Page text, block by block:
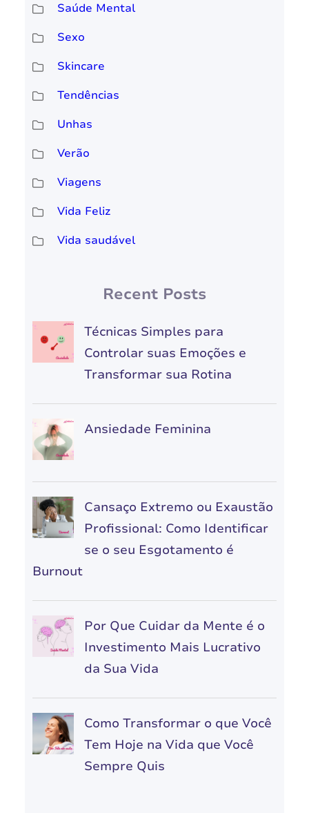
Saúde Mental
Sexo
Skincare
Tendências
Unhas
Verão
Viagens
Vida Feliz
Vida saudável
Recent Posts
Técnicas Simples para
Controlar suas Emoções e
Transformar sua Rotina
Ansiedade Feminina
Cansaço Extremo ou Exaustão
Profissional: Como Identificar
se o seu Esgotamento é
Burnout
Por Que Cuidar da Mente é o
Investimento Mais Lucrativo
da Sua Vida
Como Transformar o que Você
Tem Hoje na Vida que Você
Sempre Quis